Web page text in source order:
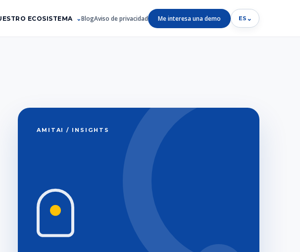
ECOSISTEMA BlogAviso de privacidad Me interesa una demo ES ⌄
AMITAI / INSIGHTS